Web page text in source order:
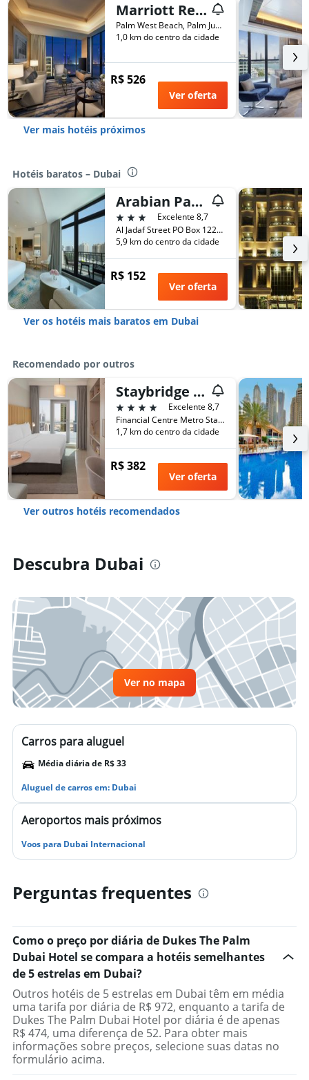
Marriott Resort Palm Jumeirah, Dubai
Palm West Beach, Palm Jumeirah Road, Dubai, Emirados Árabes Unidos
1,0 km do centro da cidade
R$ 526
Ver oferta
Ver mais hotéis próximos
Hotéis baratos – Dubai
Arabian Park Dubai, an Edge by Rotana Hotel
3 estrelasExcelente 8,7
Al Jadaf Street PO Box 122382, Dubai, Dubai, Emirados Árabes Unidos
5,9 km do centro da cidade
R$ 152
Ver oferta
Ver os hotéis mais baratos em Dubai
Recomendado por outros
Staybridge Suites Dubai Financial Centre by IHG
4 estrelas
Excelente 8,7
Financial Centre Metro Station, Sheikh Zayed Road,P.O. Box 11189, Dubai, Emirados Árabes Unidos
1,7 km do centro da cidade
R$ 382
Ver oferta
Ver outros hotéis recomendados
Descubra Dubai
Ver no mapa
Carros para aluguel
Média diária de R$ 33
Aluguel de carros em: Dubai
Aeroportos mais próximos
Voos para Dubai Internacional
Perguntas frequentes
Como o preço por diária de Dukes The Palm
Dubai Hotel se compara a hotéis semelhantes
de 5 estrelas em Dubai?
Outros hotéis de 5 estrelas em Dubai têm em média
uma tarifa por diária de R$ 972, enquanto a tarifa de
Dukes The Palm Dubai Hotel por diária é de apenas
R$ 474, uma diferença de 52. Para obter mais
informações sobre preços, selecione suas datas no
formulário acima.